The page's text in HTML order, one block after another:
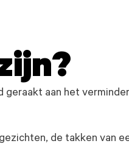
aan het
de takken van